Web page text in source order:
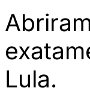
Lula.